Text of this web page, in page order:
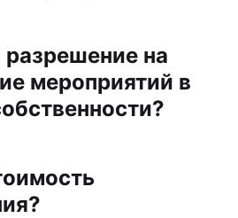
на
мероприятий в